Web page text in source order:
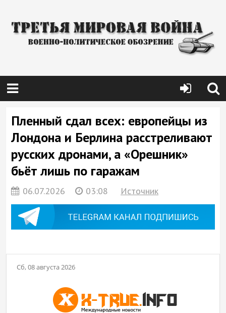
Пленный сдал всех: европейцы из
Лондона и Берлина расстреливают
русских дронами, а «Орешник»
бьёт лишь по гаражам
06.07.2026 03:08 Источник